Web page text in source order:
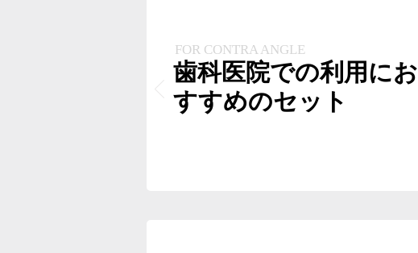
FOR CONTRA ANGLE
歯科医院での利用にお
すすめのセット